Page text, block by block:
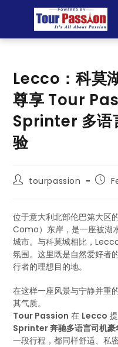
Lecco：科莫
尊享 Tour
Sprinter 多语
验
tourpassion
位于意大利北部伦巴第大区
Como）东岸，是一座被湖
城市。与科莫城相比，
氛围。这里既是自然爱好者
行者的理想目的地。
在这样一座风景与宁静并重
其气质。
Tour Passion 在 Lecco
Sprinter 奔驰多语言司机豪
一段行程，都同样舒适、私